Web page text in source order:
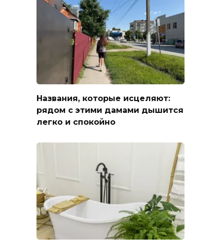
Названия, которые исцеляют:
рядом с этими дамами дышится
легко и спокойно